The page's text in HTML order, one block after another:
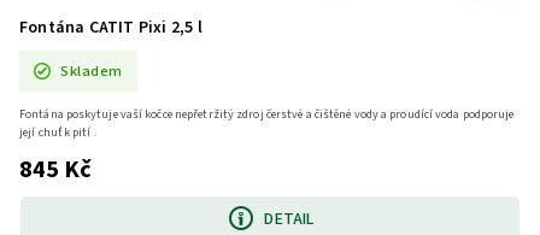
Fontána CATIT Pixi 2,5 l
Skladem
845 Kč
DETAIL
Fontána poskytuje vaší kočce nepřetržitý zdroj čerstvé a čištěné vody a proudící voda podporuje
její chuť k pití .